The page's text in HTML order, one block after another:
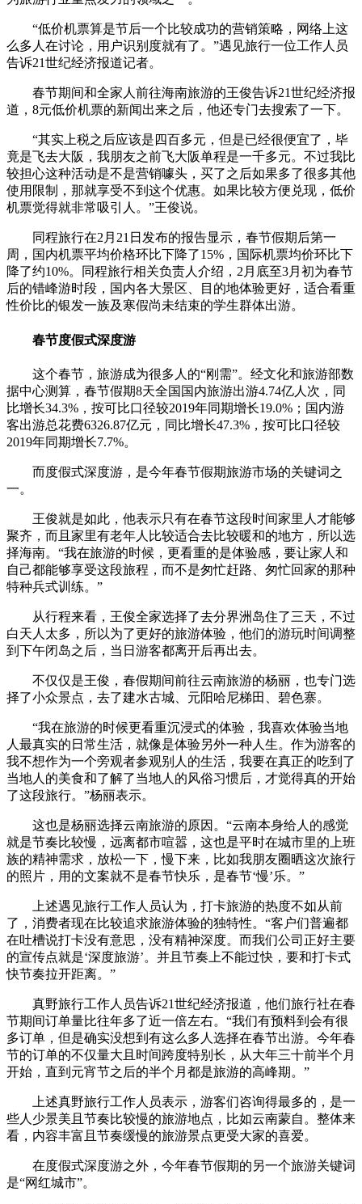
“低价机票算是节后一个比较成功的营销策略，网络上这
么多人在讨论，用户识别度就有了。”遇见旅行一位工作人员
告诉21世纪经济报道记者。
春节期间和全家人前往海南旅游的王俊告诉21世纪经济报
道，8元低价机票的新闻出来之后，他还专门去搜索了一下。
“其实上税之后应该是四百多元，但是已经很便宜了，毕
竟是飞去大阪，我朋友之前飞大阪单程是一千多元。不过我比
较担心这种活动是不是营销噱头，买了之后如果多了很多其他
使用限制，那就享受不到这个优惠。如果比较方便兑现，低价
机票觉得就非常吸引人。”王俊说。
同程旅行在2月21日发布的报告显示，春节假期后第一
周，国内机票平均价格环比下降了15%，国际机票均价环比下
降了约10%。同程旅行相关负责人介绍，2月底至3月初为春节
后的错峰游时段，国内各大景区、目的地体验更好，适合看重
性价比的银发一族及寒假尚未结束的学生群体出游。
春节度假式深度游
这个春节，旅游成为很多人的“刚需”。经文化和旅游部数
据中心测算，春节假期8天全国国内旅游出游4.74亿人次，同
比增长34.3%，按可比口径较2019年同期增长19.0%；国内游
客出游总花费6326.87亿元，同比增长47.3%，按可比口径较
2019年同期增长7.7%。
而度假式深度游，是今年春节假期旅游市场的关键词之
一。
王俊就是如此，他表示只有在春节这段时间家里人才能够
聚齐，而且家里有老年人比较适合去比较暖和的地方，所以选
择海南。“我在旅游的时候，更看重的是体验感，要让家人和
自己都能够享受这段旅程，而不是匆忙赶路、匆忙回家的那种
特种兵式训练。”
从行程来看，王俊全家选择了去分界洲岛住了三天，不过
白天人太多，所以为了更好的旅游体验，他们的游玩时间调整
到下午闭岛之后，当日游客都离开后再出去。
不仅仅是王俊，春假期间前往云南旅游的杨丽，也专门选
择了小众景点，去了建水古城、元阳哈尼梯田、碧色寨。
“我在旅游的时候更看重沉浸式的体验，我喜欢体验当地
人最真实的日常生活，就像是体验另外一种人生。作为游客的
我不想作为一个旁观者参观别人的生活，我要在真正的吃到了
当地人的美食和了解了当地人的风俗习惯后，才觉得真的开始
了这段旅行。”杨丽表示。
这也是杨丽选择云南旅游的原因。“云南本身给人的感觉
就是节奏比较慢，远离都市喧嚣，这也是平时在城市里的上班
族的精神需求，放松一下，慢下来，比如我朋友圈晒这次旅行
的照片，用的文案就不是春节快乐，是春节‘慢’乐。”
上述遇见旅行工作人员认为，打卡旅游的热度不如从前
了，消费者现在比较追求旅游体验的独特性。“客户们普遍都
在吐槽说打卡没有意思，没有精神深度。而我们公司正好主要
的宣传点就是‘深度旅游’。并且节奏上不能过快，要和打卡式
快节奏拉开距离。”
真野旅行工作人员告诉21世纪经济报道，他们旅行社在春
节期间订单量比往年多了近一倍左右。“我们有预料到会有很
多订单，但是确实没想到有这么多人选择在春节出游。今年春
节的订单的不仅量大且时间跨度特别长，从大年三十前半个月
开始，直到元宵节之后的半个月都是旅游的高峰期。”
上述真野旅行工作人员表示，游客们咨询得最多的，是一
些人少景美且节奏比较慢的旅游地点，比如云南蒙自。整体来
看，内容丰富且节奏缓慢的旅游景点更受大家的喜爱。
在度假式深度游之外，今年春节假期的另一个旅游关键词
是“网红城市”。